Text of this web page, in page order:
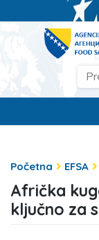
Početna EFSA
Afrička
ključno za